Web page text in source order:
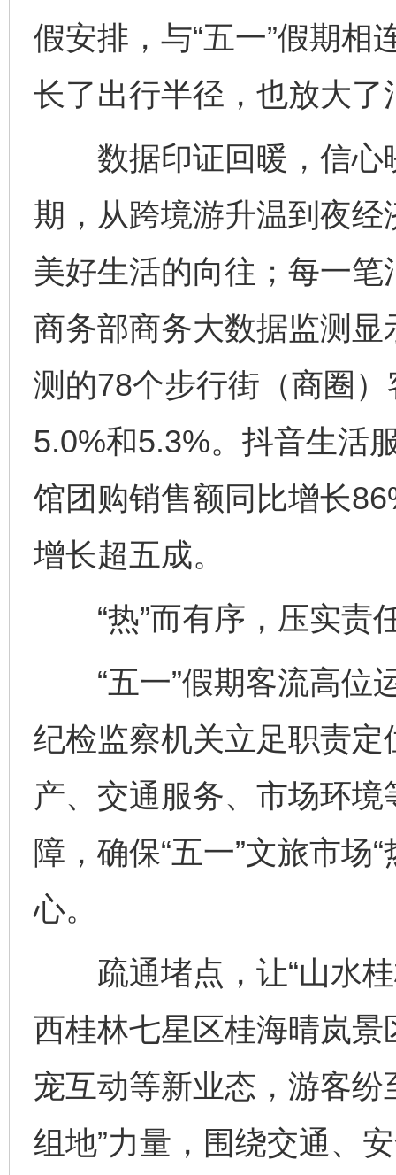
假安排，与“五一”假期相
长了出行半径，也放大了
数据印证回暖，信心
期，从跨境游升温到夜
美好生活的向往；每一
商务部商务大数据监测
测的78个步行街（商圈
5.0%和5.3%。抖音生活
馆团购销售额同比增长
增长超五成。
“热”而有序，压实责
“五一”假期客流高位
纪检监察机关立足职责
产、交通服务、市场环
障，确保“五一”文旅市场
心。
疏通堵点，让“山水桂
西桂林七星区桂海晴岚
宠互动等新业态，游客
组地”力量，围绕交通、